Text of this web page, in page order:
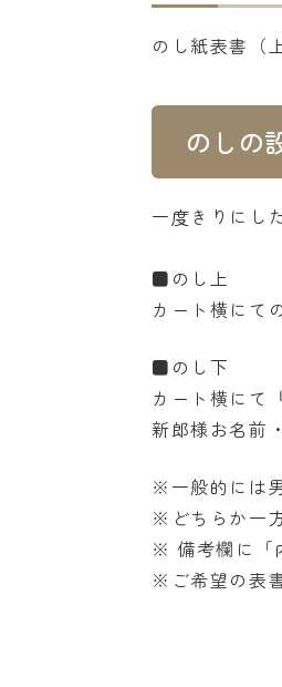
のし紙表書（
のしの
一度きりにし
■のし上
カート横にて
■のし下
カート横にて
新郎様お名前
※一般的には
※どちらか一
※ 備考欄に「
※ご希望の表